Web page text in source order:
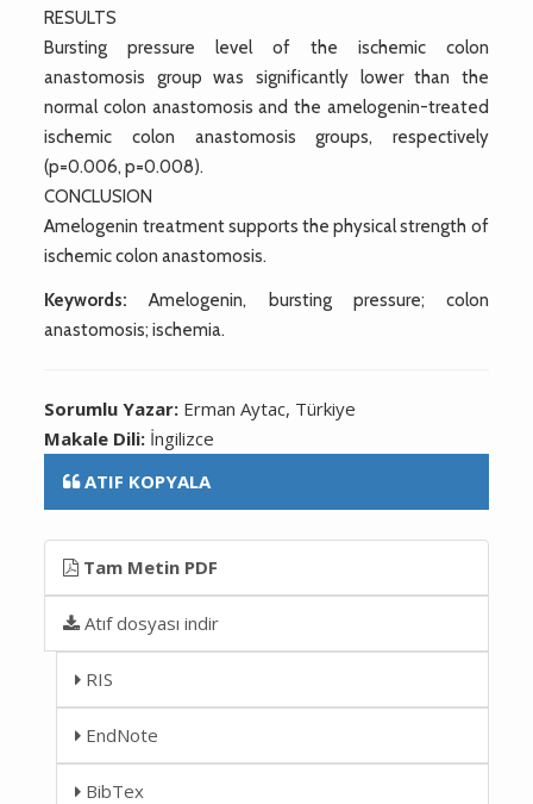
RESULTS
Bursting pressure level of the ischemic colon
anastomosis group was significantly lower than the
normal colon anastomosis and the amelogenin-treated
ischemic colon anastomosis groups, respectively
(p=0.006, p=0.008).
CONCLUSION
Amelogenin treatment supports the physical strength of
ischemic colon anastomosis.
Keywords: Amelogenin, bursting pressure; colon
anastomosis; ischemia.
Sorumlu Yazar: Erman Aytac, Türkiye
Makale Dili: İngilizce
ATIF KOPYALA
Tam Metin PDF
Atıf dosyası indir
RIS
EndNote
BibTex